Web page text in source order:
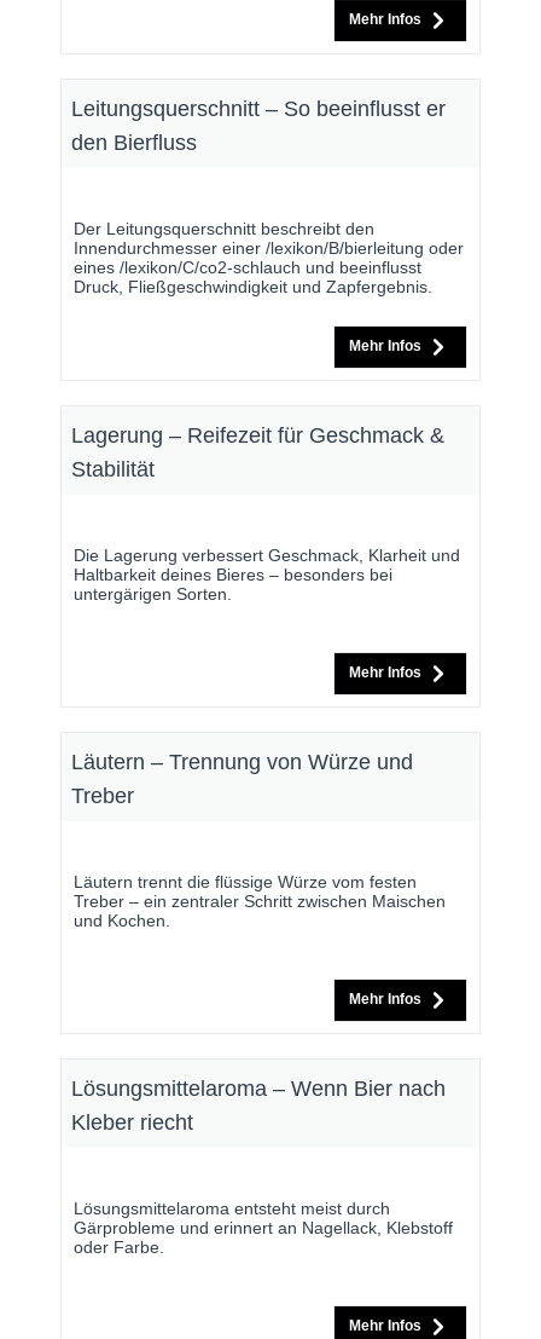
Mehr Infos
Leitungsquerschnitt – So beeinflusst er
den Bierfluss
Der Leitungsquerschnitt beschreibt den
Innendurchmesser einer /lexikon/B/bierleitung oder
eines /lexikon/C/co2-schlauch und beeinflusst
Druck, Fließgeschwindigkeit und Zapfergebnis.
Mehr Infos
Lagerung – Reifezeit für Geschmack &
Stabilität
Die Lagerung verbessert Geschmack, Klarheit und
Haltbarkeit deines Bieres – besonders bei
untergärigen Sorten.
Mehr Infos
Läutern – Trennung von Würze und
Treber
Läutern trennt die flüssige Würze vom festen
Treber – ein zentraler Schritt zwischen Maischen
und Kochen.
Mehr Infos
Lösungsmittelaroma – Wenn Bier nach
Kleber riecht
Lösungsmittelaroma entsteht meist durch
Gärprobleme und erinnert an Nagellack, Klebstoff
oder Farbe.
Mehr Infos